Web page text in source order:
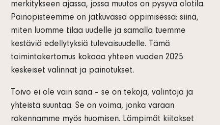
merkitykseen ajassa, jossa muutos on pysyvä olotila.
Painopisteemme on jatkuvassa oppimisessa: siinä,
miten luomme tilaa uudelle ja samalla tuemme
kestäviä edellytyksiä tulevaisuudelle. Tämä
toimintakertomus kokoaa yhteen vuoden 2025
keskeiset valinnat ja painotukset.
Toivo ei ole vain sana – se on tekoja, valintoja ja
yhteistä suuntaa. Se on voima, jonka varaan
rakennamme myös huomisen. Lämpimät kiitokset